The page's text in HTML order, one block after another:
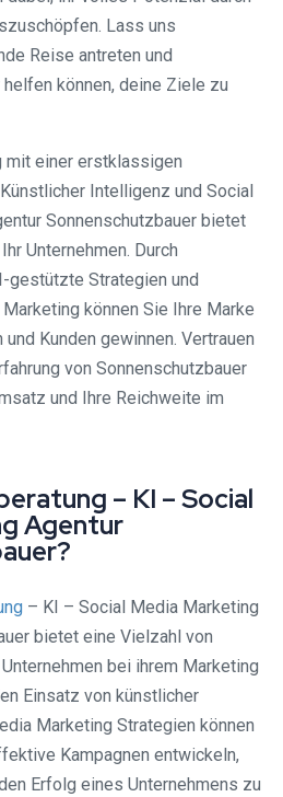
Lass uns
Reise antreten und
können, deine Ziele zu
mit einer erstklassigen
Intelligenz und Social
Sonnenschutzbauer bietet
Unternehmen. Durch
gestützte Strategien und
können Sie Ihre Marke
Kunden gewinnen. Vertrauen
von Sonnenschutzbauer
und Ihre Reichweite im
– KI – Social
Agentur
– KI – Social Media Marketing
bietet eine Vielzahl von
bei ihrem Marketing
Einsatz von künstlicher
Marketing Strategien können
Kampagnen entwickeln,
Erfolg eines Unternehmens zu